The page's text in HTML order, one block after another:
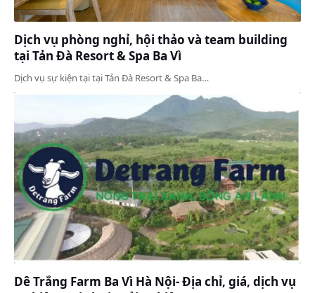
Dịch vụ phòng nghỉ, hội thảo và team building
tại Tản Đà Resort & Spa Ba Vì
Dịch vụ sự kiện tại tại Tản Đà Resort & Spa Ba…
Dê Trắng Farm Ba Vì Hà Nội- Địa chỉ, giá, dịch vụ